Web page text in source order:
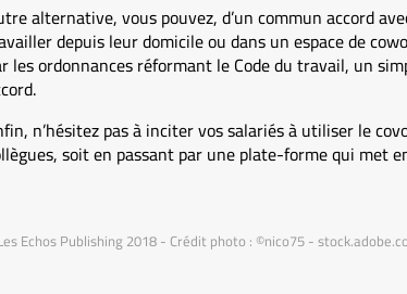
alternative, vous pouvez, d’un commun accord
depuis leur domicile ou dans un espace de
les ordonnances réformant le Code du travail, un
n’hésitez pas à inciter vos salariés à utiliser le
soit en passant par une plate-forme qui met
Echos Publishing 2018 - Crédit photo : ©nico75 -